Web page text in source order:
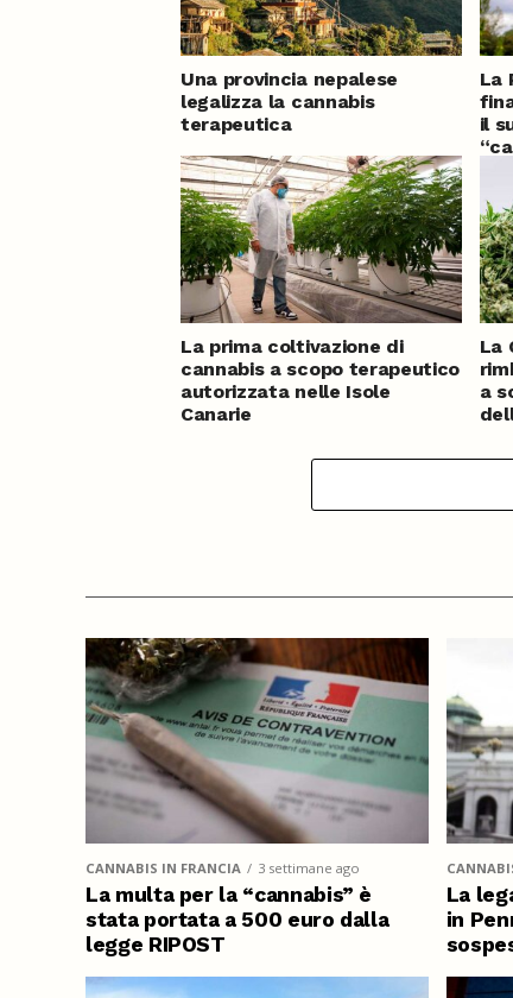
Una provincia nepalese
legalizza la cannabis
terapeutica
La
il
La prima coltivazione di
cannabis a scopo terapeutico
autorizzata nelle Isole
Canarie
La
a
CANNABIS IN FRANCIA 3 settimane ago
La multa per la “cannabis” è
stata portata a 500 euro dalla
legge RIPOST
La
in